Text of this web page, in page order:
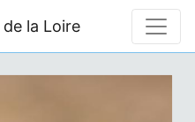
la Loire